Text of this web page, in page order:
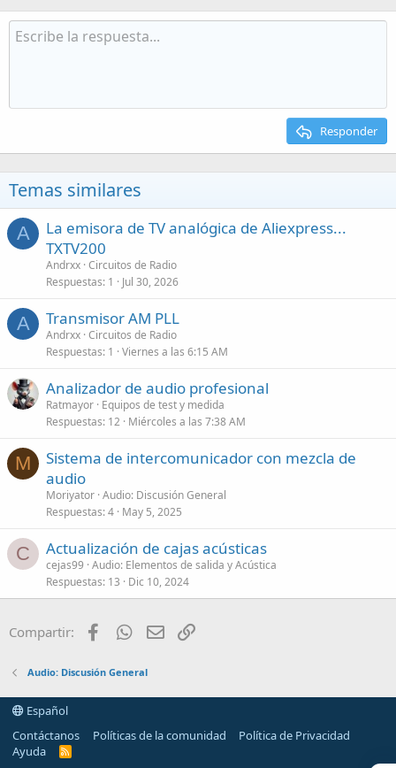
Responder
Temas similares
A
La emisora de TV analógica de Aliexpress...
TXTV200
Andrxx Circuitos de Radio
Respuestas 1 Jul 30, 2026
A Transmisor AM PLL
Andrxx Circuitos de Radio
Respuestas 1 Viernes a las 6:15 AM
Analizador de audio profesional
Ratmayor Equipos de test y medida
Respuestas 12 Miércoles a las 7:38 AM
M
Sistema de intercomunicador con mezcla de
audio
Moriyator Audio: Discusión General
Respuestas 4 May 5, 2025
C Actualización de cajas acústicas
cejas99 Audio: Elementos de salida y Acústica
Respuestas 13 Dic 10, 2024
Compartir: FacebookWhatsApp
Email
Audio: Discusión General
Español
Contáctanos
Políticas de la comunidad
Política de Privacidad
Ayuda
R